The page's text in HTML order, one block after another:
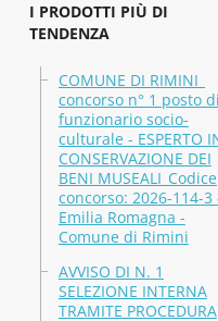
I PRODOTTI PIÙ DI
TENDENZA
COMUNE DI RIMINI_
concorso n° 1 posto di
funzionario socio-
culturale - ESPERTO
CONSERVAZIONE DEI
BENI MUSEALI_Codice
concorso: 2026-114-3
Emilia Romagna -
Comune di Rimini
AVVISO DI N. 1
SELEZIONE INTERNA
TRAMITE PROCEDURA